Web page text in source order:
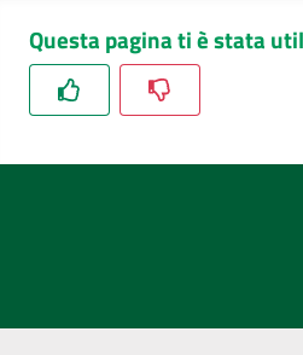
Questa pagina ti è stata